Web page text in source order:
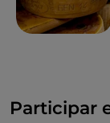
Participar